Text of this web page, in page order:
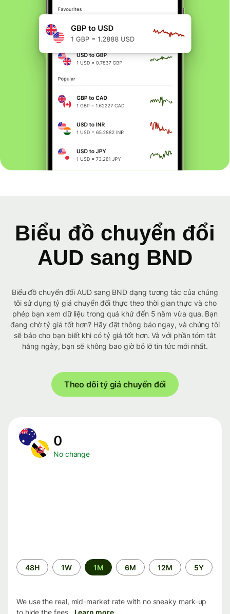
Biểu đồ chuyển đổi
AUD sang BND
Biểu đồ chuyển đổi AUD sang BND dạng tương tác của chúng
tôi sử dụng tỷ giá chuyển đổi thực theo thời gian thực và cho
phép bạn xem dữ liệu trong quá khứ đến 5 năm vừa qua. Bạn
đang chờ tỷ giá tốt hơn? Hãy đặt thông báo ngay, và chúng tôi
sẽ báo cho bạn biết khi có tỷ giá tốt hơn. Và với phần tóm tắt
hằng ngày, bạn sẽ không bao giờ bỏ lỡ tin tức mới nhất.
Theo dõi tỷ giá chuyển đổi
0
No change
Time
period
48H 1W 1M 6M 12M 5Y
We use the real, mid-market rate with no sneaky mark-up